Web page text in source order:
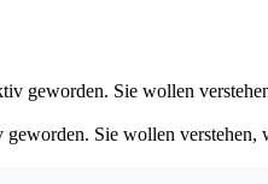
Sie wollen